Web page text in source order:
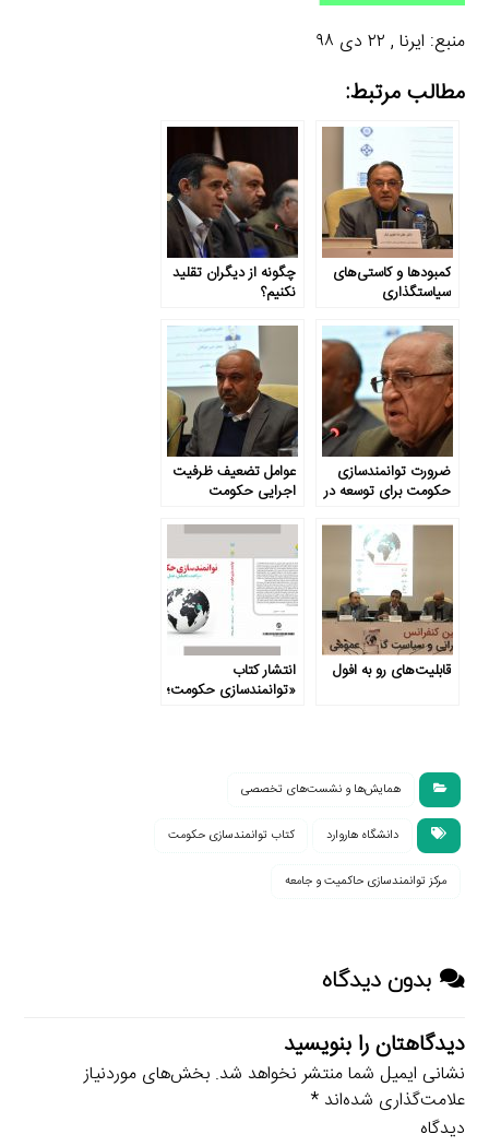
منبع: ایرنا , ۲۲ دی ۹۸
مطالب مرتبط:
کمبودها و کاستی‌های
سیاستگذاری
چگونه از دیگران تقلید
نکنیم؟
ضرورت توانمندسازی
حکومت برای توسعه در
عوامل تضعیف ظرفیت
اجرایی حکومت
قابلیت‌های رو به افول
انتشار کتاب
«توانمندسازی حکومت؛
همایش‌ها و نشست‌های تخصصی
دانشگاه هاروارد کتاب توانمندسازی حکومت
مرکز توانمندسازی حاکمیت و جامعه
بدون دیدگاه
دیدگاهتان را بنویسید
نشانی ایمیل شما منتشر نخواهد شد. بخش‌های موردنیاز
علامت‌گذاری شده‌اند*
دیدگاه